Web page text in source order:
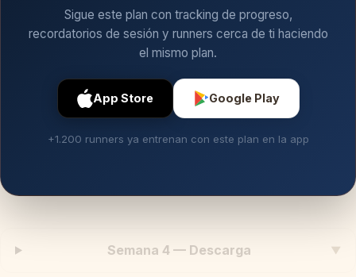
Sigue este plan con tracking de progreso,
recordatorios de sesión y runners cerca de ti haciendo
el mismo plan.
App Store Google Play
+1.200 runners ya entrenan con este plan en la app
Semana 4 — Descarga ▼